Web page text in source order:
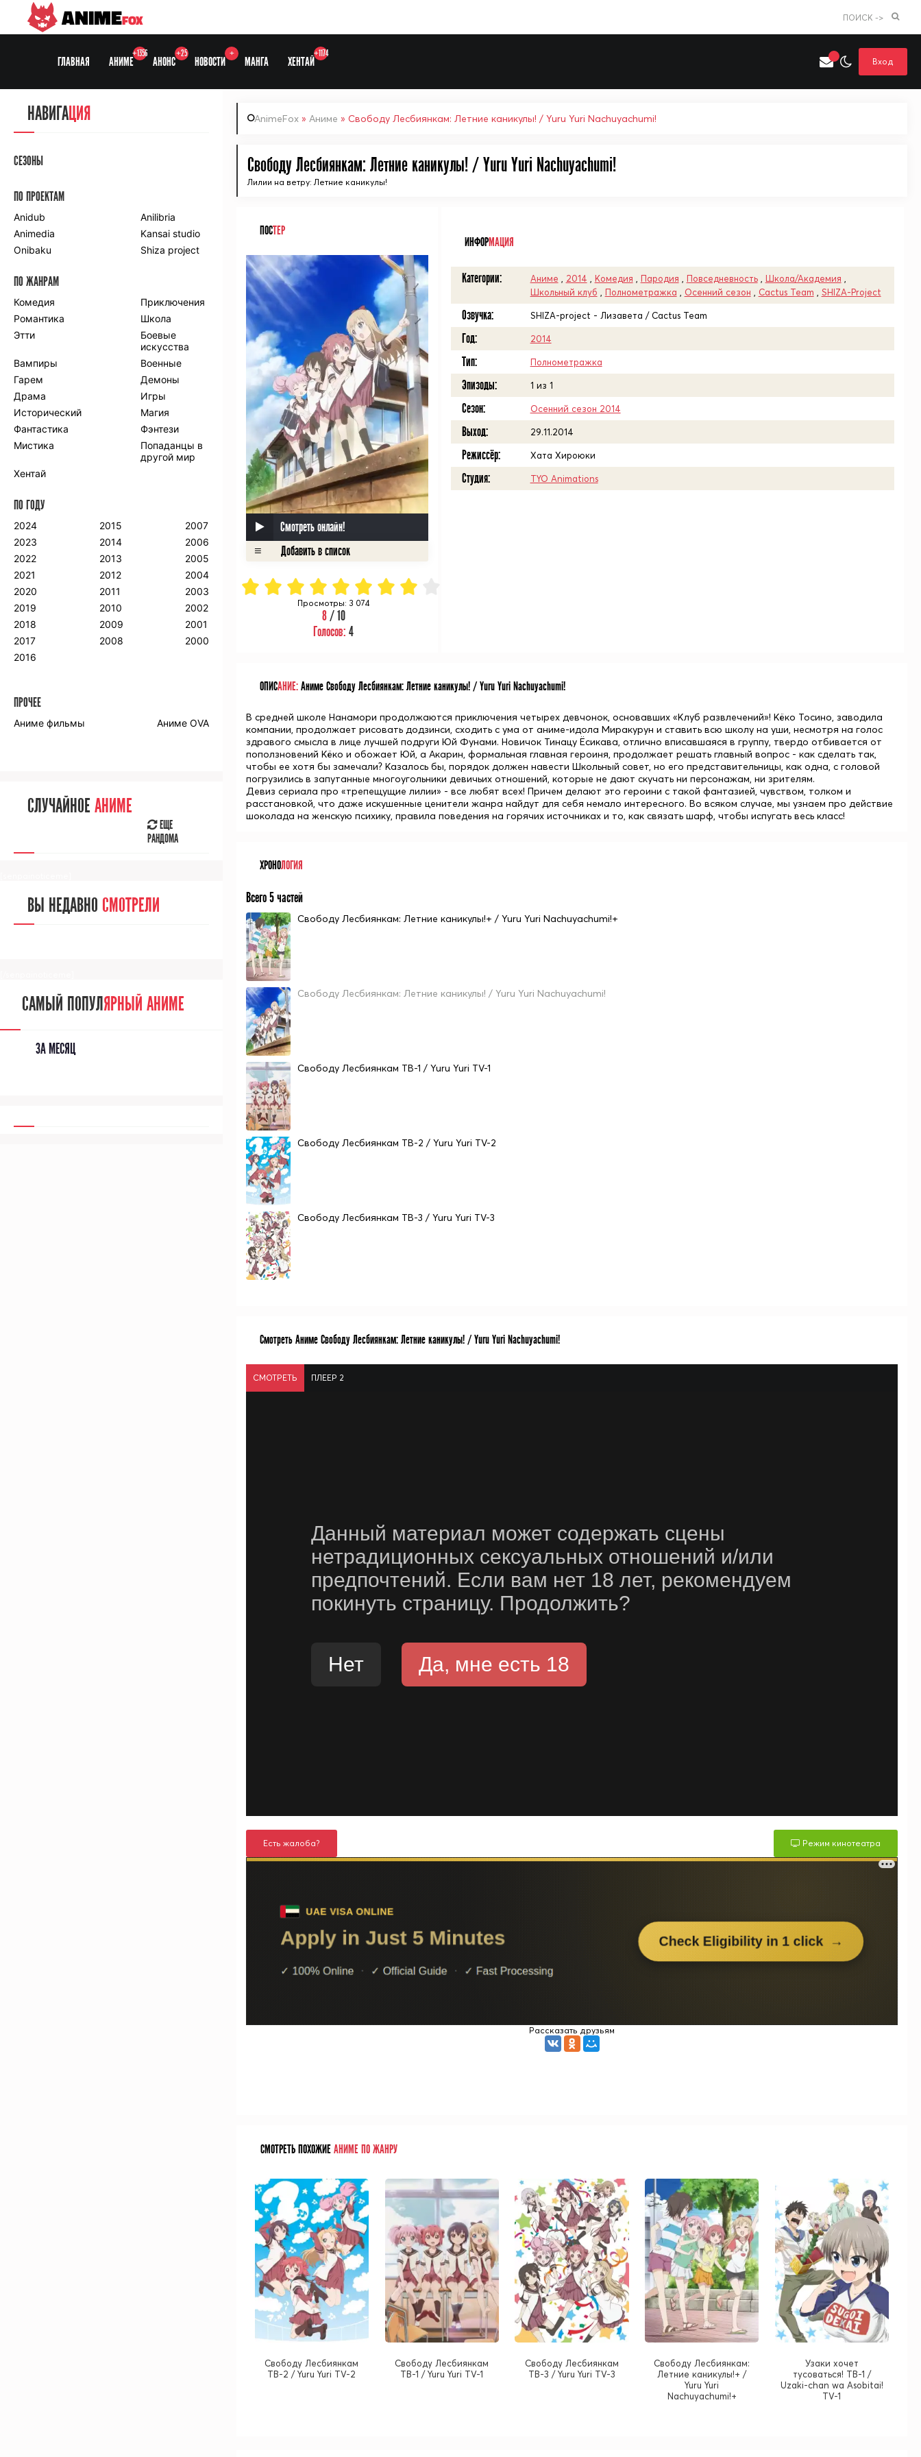
ANIMEFOX ПОИСК ->
ГЛАВНАЯ АНИМЕ
+1356
АНОНС
+25
НОВОСТИ
+
МАНГА ХЕНТАЙ
+1174
Вход
AnimeFox » Аниме » Свободу Лесбиянкам: Летние каникулы! / Yuru Yuri Nachuyachumi!
Свободу Лесбиянкам: Летние каникулы! / Yuru Yuri Nachuyachumi!
Лилии на ветру: Летние каникулы!
ПОСТЕР
Смотреть онлайн!
Просмотры: 3 074
8/ 10
Голосов:4
ИНФОРМАЦИЯ
Категории: Аниме 2014 Комедия Пародия Повседневность, Школа/Академия
Школьный клуб
Полнометражка Осенний сезон Cactus Team SHIZA-Project
Озвучка: SHIZA-project - Лизавета / Cactus Team
Год: 2014
Тип: Полнометражка
Эпизоды: 1 из 1
Сезон: Осенний сезон 2014
Выход: 29.11.2014
Режиссёр: Хата Хироюки
Студия: TYO Animations
ОПИСАНИЕ:Аниме Свободу Лесбиянкам: Летние каникулы! / Yuru Yuri Nachuyachumi!
В средней школе Нанамори продолжаются приключения четырех девчонок, основавших «Клуб развлечений»! Кёко Тосино, заводила
компании, продолжает рисовать додзинси, сходить с ума от аниме-идола Миракурун и ставить всю школу на уши, несмотря на голос
здравого смысла в лице лучшей подруги Юй Фунами. Новичок Тинацу Ёсикава, отлично вписавшаяся в группу, твердо отбивается от
поползновений Кёко и обожает Юй, а Акарин, формальная главная героиня, продолжает решать главный вопрос - как сделать так,
чтобы ее хотя бы замечали? Казалось бы, порядок должен навести Школьный совет, но его представительницы, как одна, с головой
погрузились в запутанные многоугольники девичьих отношений, которые не дают скучать ни персонажам, ни зрителям.
Девиз сериала про «трепещущие лилии» - все любят всех! Причем делают это героини с такой фантазией, чувством, толком и
расстановкой, что даже искушенные ценители жанра найдут для себя немало интересного. Во всяком случае, мы узнаем про действие
шоколада на женскую психику, правила поведения на горячих источниках и то, как связать шарф, чтобы испугать весь класс!
ХРОНОЛОГИЯ
Всего 5 частей
Свободу Лесбиянкам: Летние каникулы!+ / Yuru Yuri Nachuyachumi!+
Свободу Лесбиянкам: Летние каникулы! / Yuru Yuri Nachuyachumi!
Cвободу Лесбиянкам ТВ-1 / Yuru Yuri TV-1
Cвободу Лесбиянкам ТВ-2 / Yuru Yuri TV-2
Cвободу Лесбиянкам ТВ-3 / Yuru Yuri TV-3
Смотреть Аниме Свободу Лесбиянкам: Летние каникулы! / Yuru Yuri Nachuyachumi!
СМОТРЕТЬ ПЛЕЕР 2
Есть жалоба? Режим кинотеатра
Рассказать друзьям
СМОТРЕТЬ ПОХОЖИЕАНИМЕ ПО ЖАНРУ
Cвободу Лесбиянкам
ТВ-2 / Yuru Yuri TV-2
Cвободу Лесбиянкам
ТВ-1 / Yuru Yuri TV-1
Cвободу Лесбиянкам
ТВ-3 / Yuru Yuri TV-3
Свободу Лесбиянкам:
Летние каникулы!+ /
Yuru Yuri
Nachuyachumi!+
Узаки хочет
тусоваться! ТВ-1 /
Uzaki-chan wa Asobitai!
TV-1
НАВИГАЦИЯ
СЕЗОНЫ
ПО ПРОЕКТАМ
Anidub
Anilibria
Animedia
Kansai studio
Onibaku
Shiza project
ПО ЖАНРАМ
Комедия
Приключения
Романтика
Школа
Этти
Боевые
искусства
Вампиры
Военные
Гарем
Демоны
Драма
Игры
Исторический
Магия
Фантастика
Фэнтези
Мистика
Попаданцы в
другой мир
Хентай
ПО ГОДУ
2024
2023
2022
2021
2020
2019
2018
2017
2016
2015
2014
2013
2012
2011
2010
2009
2008
2007
2006
2005
2004
2003
2002
2001
2000
ПРОЧЕЕ
Аниме фильмы Аниме OVA
СЛУЧАЙНОЕ АНИМЕ
ЕЩЕ
РАНДОМА
ВЫ НЕДАВНО СМОТРЕЛИ
САМЫЙ ПОПУЛЯРНЫЙ АНИМЕ
ЗА МЕСЯЦ